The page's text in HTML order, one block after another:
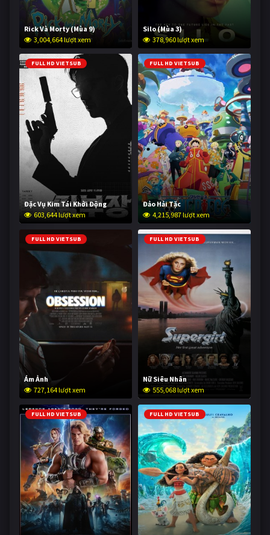
Rick Và Morty (Mùa 9)
3,004,664 lượt xem
Silo (Mùa 3)
378,960 lượt xem
FULL HD VIETSUB
Đặc Vụ Kim Tái Khởi Động
603,644 lượt xem
FULL HD VIETSUB
Đảo Hải Tặc
4,215,987 lượt xem
FULL HD VIETSUB
Ám Ảnh
727,164 lượt xem
FULL HD VIETSUB
Nữ Siêu Nhân
555,068 lượt xem
FULL HD VIETSUB FULL HD VIETSUB